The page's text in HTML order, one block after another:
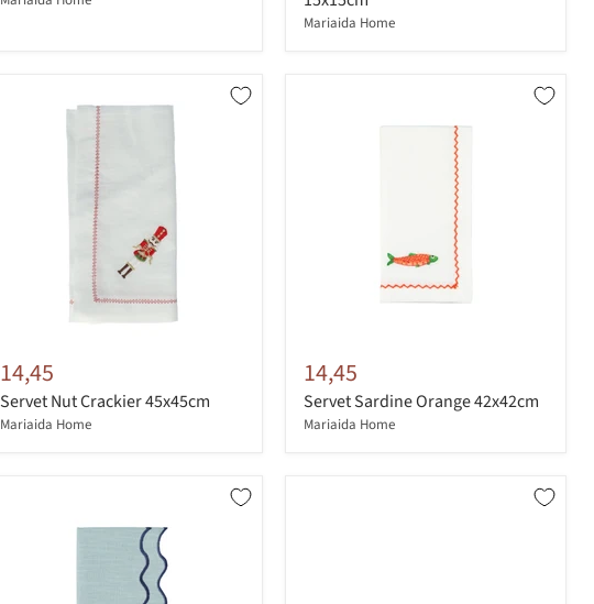
Mariaida Home
14,45
Servet Nut Crackier 45x45cm
Mariaida Home
14,45
Servet Sardine Orange 42x42cm
Mariaida Home